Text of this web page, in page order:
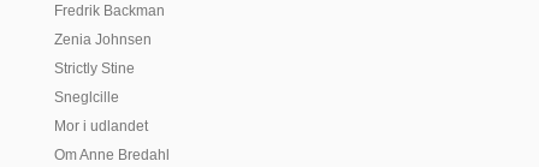
Fredrik Backman
Zenia Johnsen
Strictly Stine
Sneglcille
Mor i udlandet
Om Anne Bredahl